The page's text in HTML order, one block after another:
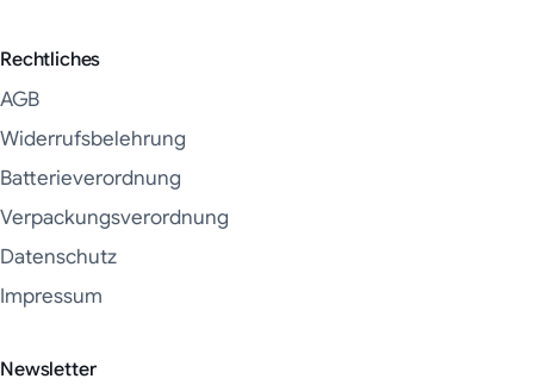
Rechtliches
AGB
Widerrufsbelehrung
Batterieverordnung
Verpackungsverordnung
Datenschutz
Impressum
Newsletter